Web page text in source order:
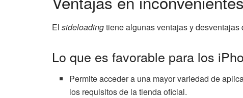
El sideloadingtiene algunas ventajas y
Lo que es favorable para los
Permite acceder a una mayor variedad de
los requisitos de la tienda oficial.